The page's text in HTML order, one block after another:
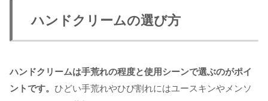
ハンドクリームの選び方
ハンドクリームは手荒れの程度と使用シーンで選ぶのがポイ
ントです。 ひどい手荒れやひび割れにはユースキンやメンソ